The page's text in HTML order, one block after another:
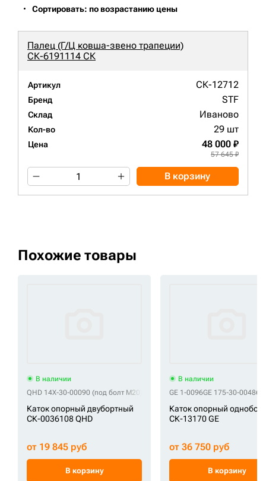
Сортировать: по возрастанию цены
Палец (Г/Ц ковша-звено трапеции)
СК-6191114 СК
Артикул СК-12712
Бренд STF
Склад Иваново
Кол-во 29 шт
Цена 48 000 ₽
57 645 ₽
В корзину
Похожие товары
В наличии
QHD 14X-30-00090 (под болт М20)
QHD 6031610QHD 603-1610
Каток опорный двубортный
СК-0036108 QHD
от 19 845 руб
В корзину
В наличии
GE 1-0096GE 175-30-00486
Каток опорный
СК-13170 GE
от 36 750 руб
В корзину